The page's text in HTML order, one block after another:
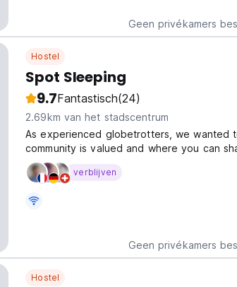
Geen privékamers
Hostel
Spot Sleeping
9.7Fantastisch(24)
2.69km van het stadscentrum
As experienced globetrotters, we wanted
community is valued and where you can
the most of your vacation in a young and
have a great time at Spot sleeping,
verblijven
Geen privékamers
Hostel